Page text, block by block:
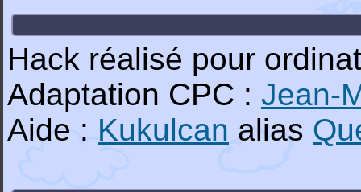
Hack réalisé pour
Adaptation CPC : Jean-
Aide : Kukulcan alias